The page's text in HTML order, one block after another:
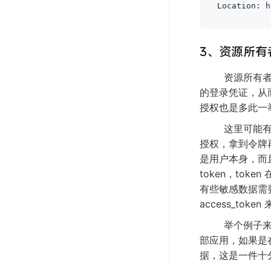
Location:
3、资源所
资源所有者密
的登录凭证，
授权也是多此一
这里可能有一
授权，拿到令牌
是用户本身，
token，token
有些敏感数据需
access_token
举个例子来说
部应用，如果是
据，这是一件